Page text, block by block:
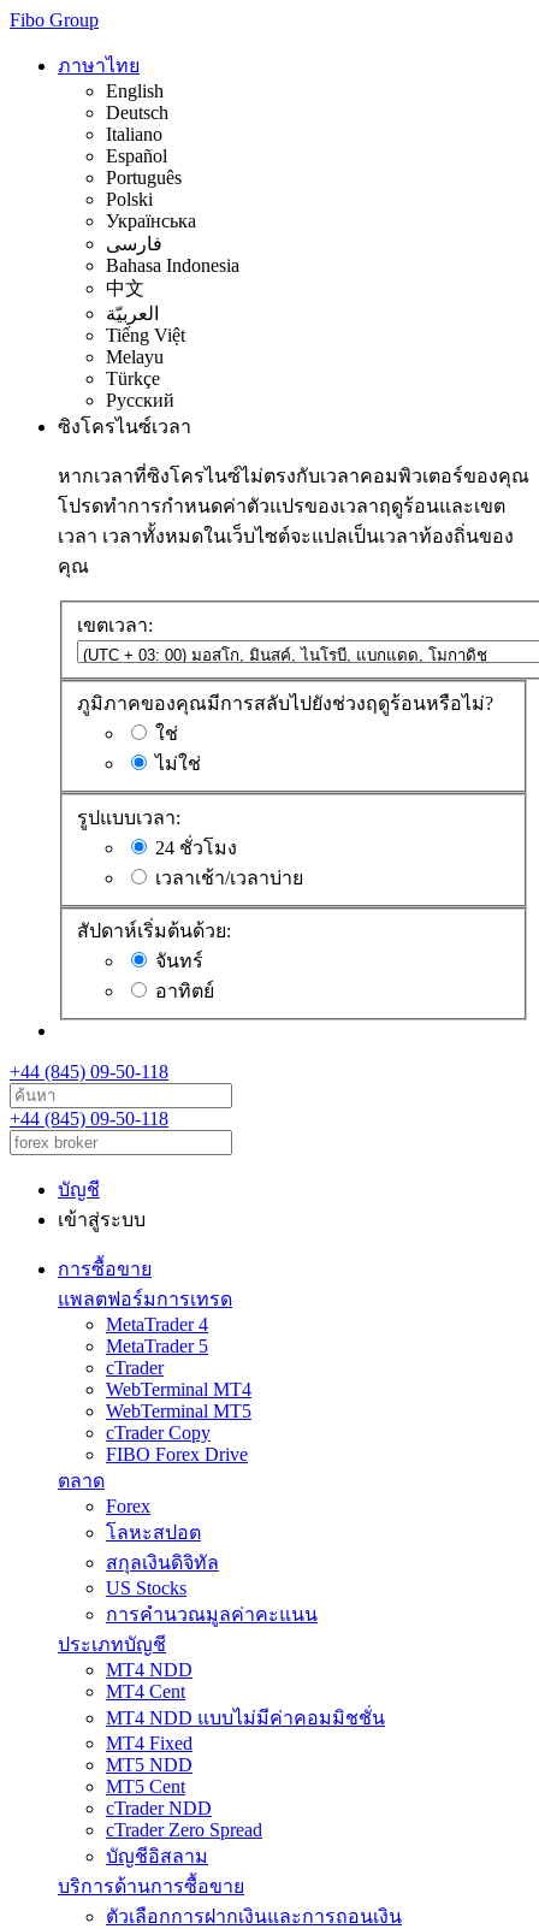
Fibo Group
ภาษาไทย
English
Deutsch
Italiano
Español
Português
Polski
Українська
فارسی
Bahasa Indonesia
中文
العربيّة
Tiếng Việt
Melayu
Türkçe
Русский
ซิงโครไนซ์เวลา
หากเวลาที่ซิงโครไนซ์ไม่ตรงกับเวลาคอมพิวเตอร์ของคุณ
โปรดทำการกำหนดค่าตัวแปรของเวลาฤดูร้อนและเขต
เวลา เวลาทั้งหมดในเว็บไซต์จะแปลเป็นเวลาท้องถิ่นของ
คุณ
เขตเวลา:
ภูมิภาคของคุณมีการสลับไปยังช่วงฤดูร้อนหรือไม่?
ใช่
ไม่ใช่
รูปแบบเวลา:
24 ชั่วโมง
เวลาเช้า/เวลาบ่าย
สัปดาห์เริ่มต้นด้วย:
จันทร์
อาทิตย์
+44 (845) 09-50-118
+44 (845) 09-50-118
บัญชี
เข้าสู่ระบบ
การซื้อขาย
แพลตฟอร์มการเทรด
MetaTrader 4
MetaTrader 5
cTrader
WebTerminal MT4
WebTerminal MT5
cTrader Copy
FIBO Forex Drive
ตลาด
Forex
โลหะสปอต
สกุลเงินดิจิทัล
US Stocks
การคำนวณมูลค่าคะแนน
ประเภทบัญชี
MT4 NDD
MT4 Cent
MT4 NDD แบบไม่มีค่าคอมมิชชั่น
MT4 Fixed
MT5 NDD
MT5 Cent
cTrader NDD
cTrader Zero Spread
บัญชีอิสลาม
บริการด้านการซื้อขาย
ตัวเลือกการฝากเงินและการถอนเงิน